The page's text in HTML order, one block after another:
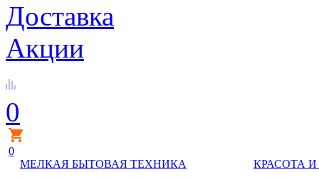
Доставка
Акции
0
0
МЕЛКАЯ БЫТОВАЯ ТЕХНИКА
КРАСОТА И